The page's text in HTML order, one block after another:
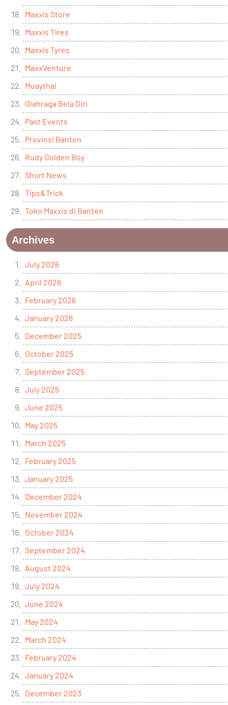
Maxxis Store
Maxxis Tires
Maxxis Tyres
MaxxVenture
Muaythai
Olahraga Bela Diri
Past Events
Provinsi Banten
Rudy Golden Boy
Short News
Tips&Trick
Toko Maxxis di Banten
Archives
July 2026
April 2026
February 2026
January 2026
December 2025
October 2025
September 2025
July 2025
June 2025
May 2025
March 2025
February 2025
January 2025
December 2024
November 2024
October 2024
September 2024
August 2024
July 2024
June 2024
May 2024
March 2024
February 2024
January 2024
December 2023